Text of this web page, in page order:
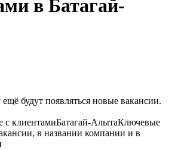
в Батагай-
будут появляться новые вакансии.
с клиентамиБатагай-АлытаКлючевые
в названии компании и в